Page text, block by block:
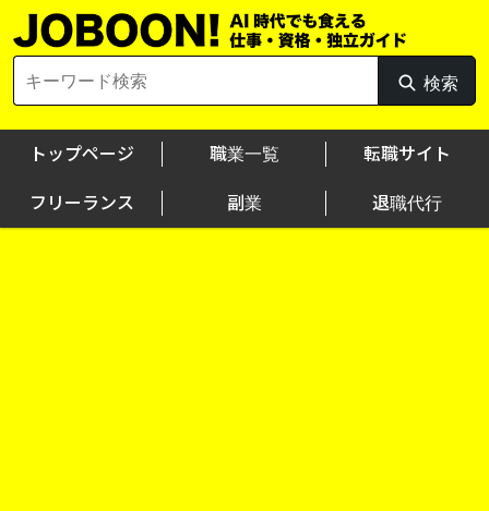
Skip
to
for:
検索
検
索
トップページ 職業一覧 転職サイト
フリーランス 副業 退職代行